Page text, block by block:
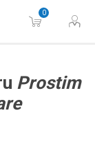
0
Prostim